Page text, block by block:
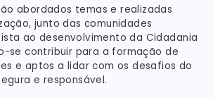
abordados temas e realizadas
junto das comunidades
ao desenvolvimento da Cidadania
se contribuir para a formação de
e aptos a lidar com os desafios do
e responsável.